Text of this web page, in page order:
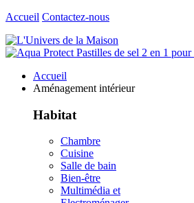
Accueil Contactez-nous
Accueil
Aménagement intérieur
Habitat
Chambre
Cuisine
Salle de bain
Bien-être
Multimédia et